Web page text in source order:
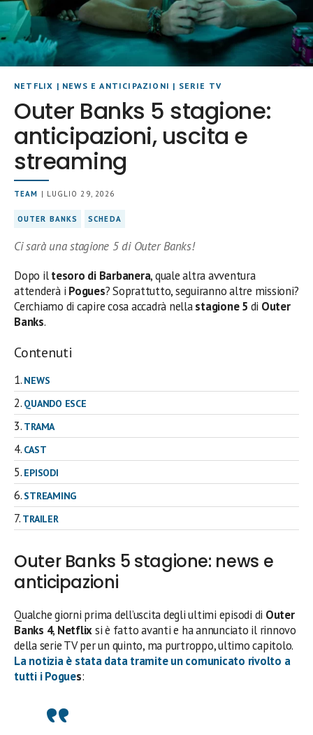
NETFLIX | NEWS E ANTICIPAZIONI | SERIE TV
Outer Banks 5 stagione:
anticipazioni, uscita e
streaming
TEAM | LUGLIO 29, 2026
OUTER BANKS SCHEDA
Ci sarà una stagione 5 di Outer Banks!
Dopo iltesoro di Barbanera, quale altra avventura
attenderà i Pogues? Soprattutto, seguiranno altre missioni?
Cerchiamo di capire cosa accadrà nellastagione 5 di Outer
Banks.
Contenuti
NEWS
QUANDO ESCE
TRAMA
CAST
EPISODI
STREAMING
TRAILER
Outer Banks 5 stagione: news e
anticipazioni
Qualche giorni prima dell’uscita degli ultimi episodi di Outer
Banks 4, Netflixsi è fatto avanti e ha annunciato il rinnovo
della serie TV per un quinto, ma purtroppo, ultimo capitolo.
La notizia è stata data tramite un comunicato rivolto a
tutti iPogues: